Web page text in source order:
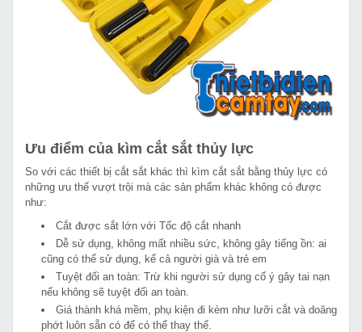
Ưu điểm của kìm cắt sắt thủy lực
So với các thiết bị cắt sắt khác thì kìm cắt sắt bằng thủy lực có
những ưu thế vượt trội mà các sản phẩm khác không có được
như:
Cắt được sắt lớn với Tốc độ cắt nhanh
Dễ sử dụng, không mất nhiều sức, không gây tiếng ồn: ai
cũng có thể sử dụng, kể cả người già và trẻ em
Tuyệt đối an toàn: Trừ khi người sử dụng cố ý gây tai nạn
nếu không sẽ tuyệt đối an toàn.
Giá thành khá mềm, phụ kiện đi kèm như lưỡi cắt và doăng
phớt luôn sẵn có để có thể thay thế.